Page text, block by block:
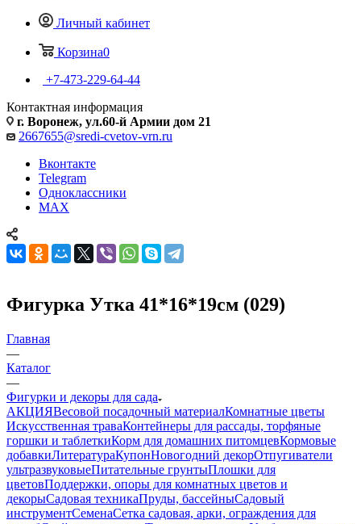
Личный кабинет
Корзина0
+7-473-229-64-44
Контактная информация
г. Воронеж, ул.60-й Армии дом 21
2667655@sredi-cvetov-vrn.ru
Вконтакте
Telegram
Одноклассники
MAX
Фигурка Утка 41*16*19см (029)
Главная
—
Каталог
—
Фигурки и декоры для сада
АКЦИЯВесовой посадочный материалКомнатные цветы
Искусственная траваКонтейнеры для рассады, торфяные
горшки и таблеткиКорм для домашних питомцевКормовые
добавкиЛитератураКупонНовогодний декорОтпугиватели
ультразвуковыеПитательные грунтыПлошки для
цветовПоддержки, опоры для комнатных цветов и
декорыСадовая техникаПруды, бассейныСадовый
инструментСеменаСетка садовая, арки, ограждения для